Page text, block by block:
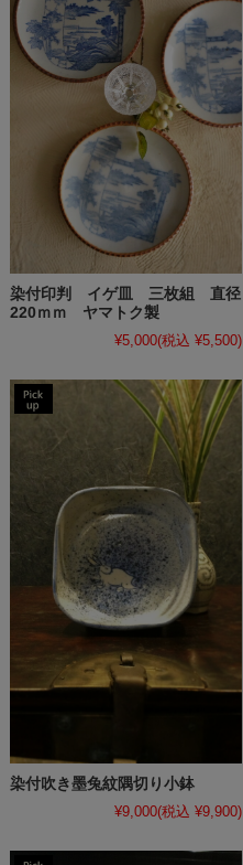
染付印判 イゲ皿 三枚組 直径
220ｍｍ ヤマトク製
¥5,000(税込 ¥5,500)
染付吹き墨兔紋隅切り小鉢
¥9,000(税込 ¥9,900)